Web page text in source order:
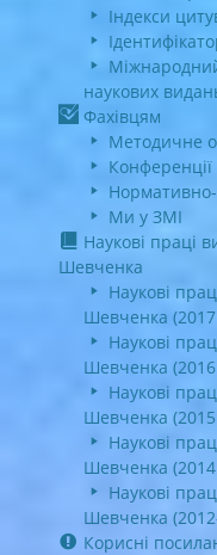
Індекси
наукових
Фахівцям
Методичне
Конференції
Ми у ЗМІ
Наукові праці
Шевченка
Наукові
Шевченка
Наукові
Шевченка
Наукові
Шевченка
Наукові
Шевченка
Наукові
Шевченка
Корисні